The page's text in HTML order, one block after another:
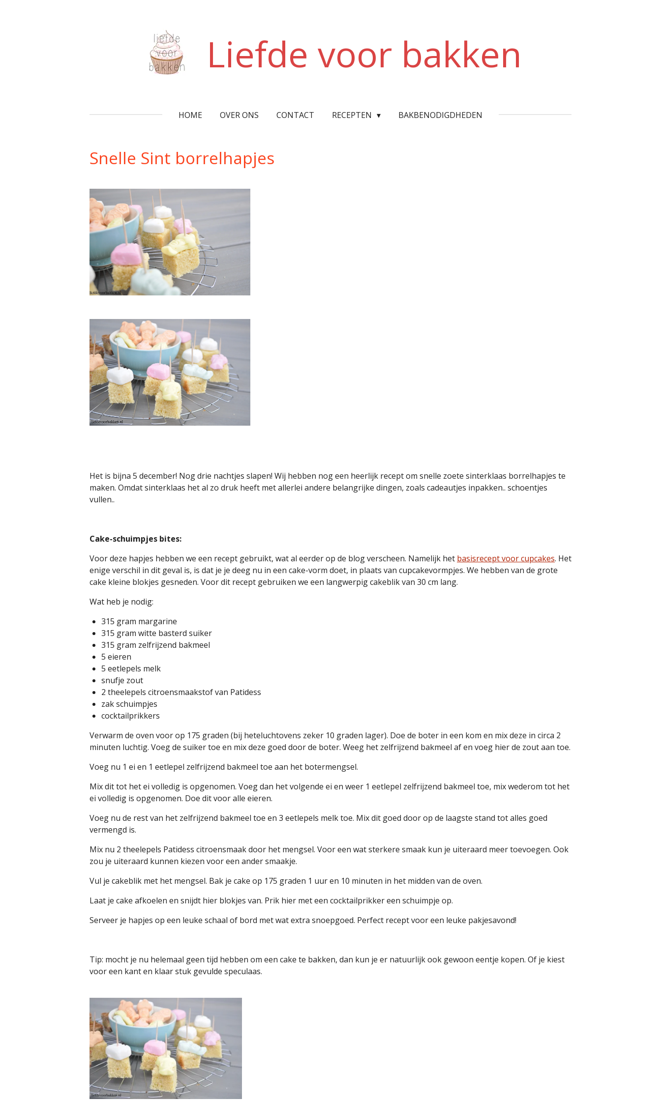
Liefde voor bakken
HOME OVER ONS CONTACT RECEPTEN BAKBENODIGDHEDEN
Snelle Sint borrelhapjes
Het is bijna 5 december! Nog drie nachtjes slapen! Wij hebben nog een heerlijk recept om snelle zoete sinterklaas borrelhapjes te
maken. Omdat sinterklaas het al zo druk heeft met allerlei andere belangrijke dingen, zoals cadeautjes inpakken.. schoentjes
vullen..
Cake-schuimpjes bites:
Voor deze hapjes hebben we een recept gebruikt, wat al eerder op de blog verscheen. Namelijk het basisrecept voor cupcakes. Het
enige verschil in dit geval is, is dat je je deeg nu in een cake-vorm doet, in plaats van cupcakevormpjes. We hebben van de grote
cake kleine blokjes gesneden. Voor dit recept gebruiken we een langwerpig cakeblik van 30 cm lang.
Wat heb je nodig:
315 gram margarine
315 gram witte basterd suiker
315 gram zelfrijzend bakmeel
5 eieren
5 eetlepels melk
snufje zout
2 theelepels citroensmaakstof van Patidess
zak schuimpjes
cocktailprikkers
Verwarm de oven voor op 175 graden (bij heteluchtovens zeker 10 graden lager). Doe de boter in een kom en mix deze in circa 2
minuten luchtig. Voeg de suiker toe en mix deze goed door de boter. Weeg het zelfrijzend bakmeel af en voeg hier de zout aan toe.
Voeg nu 1 ei en 1 eetlepel zelfrijzend bakmeel toe aan het botermengsel.
Mix dit tot het ei volledig is opgenomen. Voeg dan het volgende ei en weer 1 eetlepel zelfrijzend bakmeel toe, mix wederom tot het
ei volledig is opgenomen. Doe dit voor alle eieren.
Voeg nu de rest van het zelfrijzend bakmeel toe en 3 eetlepels melk toe. Mix dit goed door op de laagste stand tot alles goed
vermengd is.
Mix nu 2 theelepels Patidess citroensmaak door het mengsel. Voor een wat sterkere smaak kun je uiteraard meer toevoegen. Ook
zou je uiteraard kunnen kiezen voor een ander smaakje.
Vul je cakeblik met het mengsel. Bak je cake op 175 graden 1 uur en 10 minuten in het midden van de oven.
Laat je cake afkoelen en snijdt hier blokjes van. Prik hier met een cocktailprikker een schuimpje op.
Serveer je hapjes op een leuke schaal of bord met wat extra snoepgoed. Perfect recept voor een leuke pakjesavond!
Tip: mocht je nu helemaal geen tijd hebben om een cake te bakken, dan kun je er natuurlijk ook gewoon eentje kopen. Of je kiest
voor een kant en klaar stuk gevulde speculaas.